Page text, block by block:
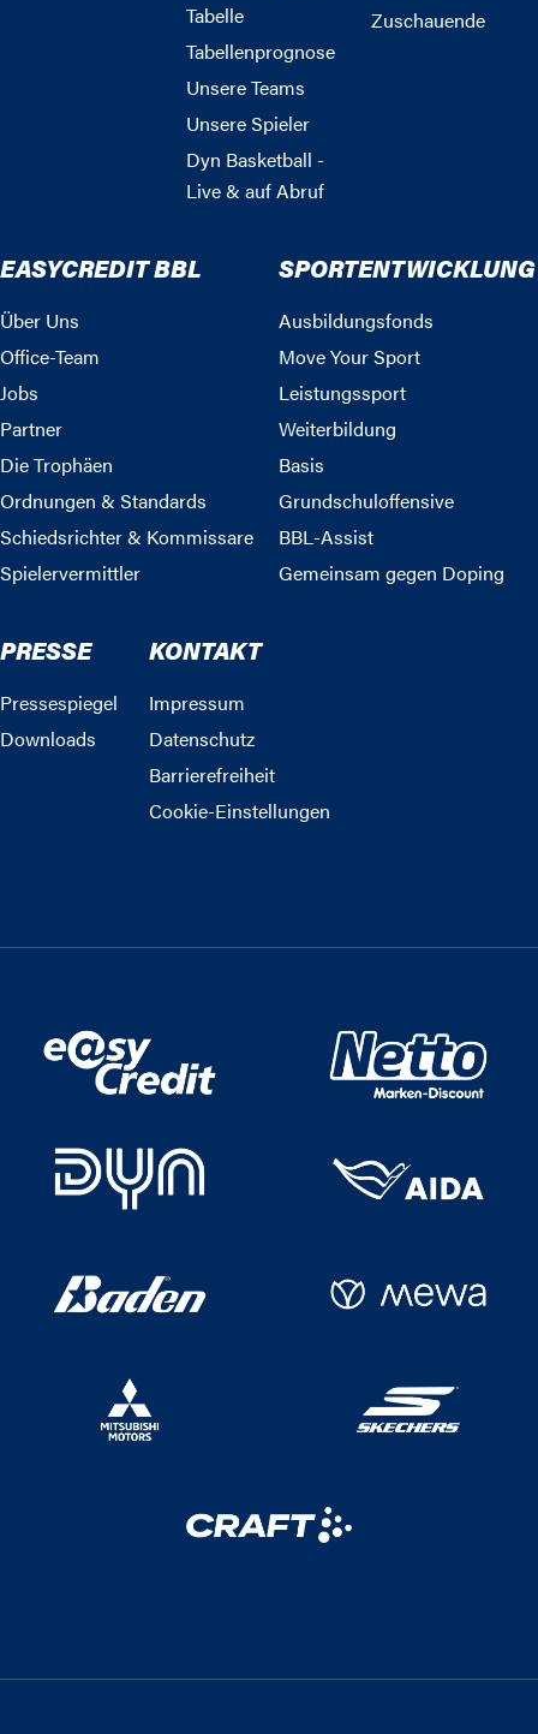
Tabelle
Tabellenprognose
Unsere Teams
Unsere Spieler
Dyn Basketball -
Live & auf Abruf
Zuschauende
EASYCREDIT BBL
Über Uns
Office-Team
Jobs
Partner
Die Trophäen
Ordnungen & Standards
Schiedsrichter & Kommissare
Spielervermittler
SPORTENTWICKLUNG
Ausbildungsfonds
Move Your Sport
Leistungssport
Weiterbildung
Basis
Grundschuloffensive
BBL-Assist
Gemeinsam gegen Doping
PRESSE
Pressespiegel
Downloads
KONTAKT
Impressum
Datenschutz
Barrierefreiheit
Cookie-Einstellungen